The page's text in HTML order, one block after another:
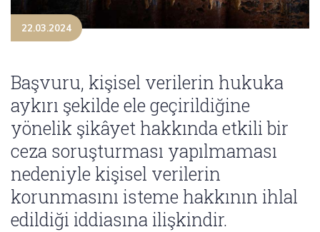
22.03.2024
Başvuru, kişisel verilerin hukuka
aykırı şekilde ele geçirildiğine
yönelik şikâyet hakkında etkili bir
ceza soruşturması yapılmaması
nedeniyle kişisel verilerin
korunmasını isteme hakkının ihlal
edildiği iddiasına ilişkindir.